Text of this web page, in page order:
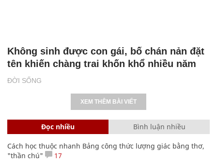
ĐỜI SỐNG
Không sinh được con gái, bố chán nản đặt
tên khiến chàng trai khốn khổ nhiều năm
XEM THÊM BÀI VIẾT
Đọc nhiều Bình luận nhiều
Cách học thuộc nhanh Bảng công thức lượng giác bằng thơ,
"thần chú"
17